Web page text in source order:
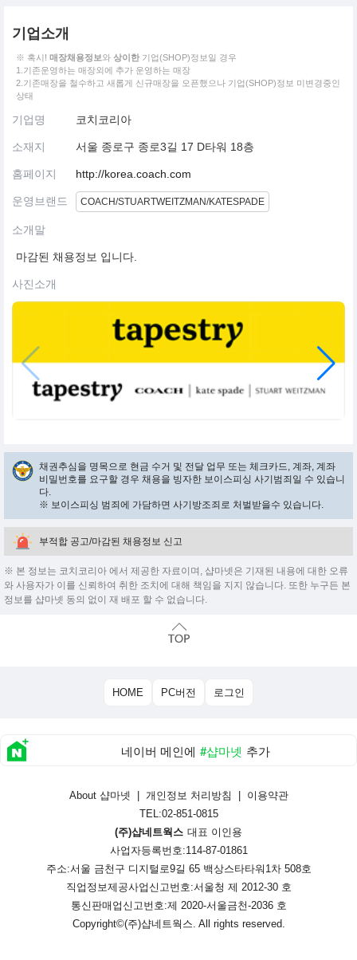
기업소개
※ 혹시! 매장채용정보와 상이한 기업(SHOP)정보일 경우
1.기존운영하는 매장외에 추가 운영하는 매장
2.기존매장을 철수하고 새롭게 신규매장을 오픈했으나 기업(SHOP)정보 미변경중인
상태
기업명 코치코리아
소재지 서울 종로구 종로3길 17 D타워 18층
홈페이지 http://korea.coach.com
운영브랜드 COACH/STUARTWEITZMAN/KATESPADE
소개말
마감된 채용정보 입니다.
사진소개
채권추심을 명목으로 현금 수거 및 전달 업무 또는 체크카드, 계좌, 계좌
비밀번호를 요구할 경우 채용을 빙자한 보이스피싱 사기범죄일 수 있습니
다.
※ 보이스피싱 범죄에 가담하면 사기방조죄로 처벌받을수 있습니다.
부적합 공고/마감된 채용정보 신고
※ 본 정보는 코치코리아 에서 제공한 자료이며, 샵마넷은 기재된 내용에 대한 오류
와 사용자가 이를 신뢰하여 취한 조치에 대해 책임을 지지 않습니다. 또한 누구든 본
정보를 샵마넷 동의 없이 재 배포 할 수 없습니다.
HOME PC버전 로그인
네이버 메인에 #샵마넷 추가
About 샵마넷 개인정보 처리방침
이용약관
TEL:02-851-0815
(주)샵네트웍스 대표 이인용
사업자등록번호:114-87-01861
주소:서울 금천구 디지털로9길 65 백상스타타워1차 508호
직업정보제공사업신고번호:서울청 제 2012-30 호
통신판매업신고번호:제 2020-서울금천-2036 호
Copyright©(주)샵네트웍스. All rights reserved.